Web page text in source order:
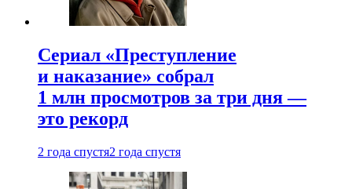
Сериал «Преступление
и наказание» собрал
1 млн просмотров за три дня —
это рекорд
2 года спустя2 года спустя